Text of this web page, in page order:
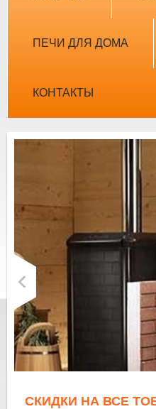
ПЕЧИ ДЛЯ ДОМА
КОНТАКТЫ
СКИДКИ НА ВСЕ